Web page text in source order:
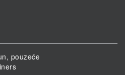
pouzeće